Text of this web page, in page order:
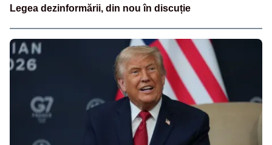
Legea dezinformării, din nou în discuție